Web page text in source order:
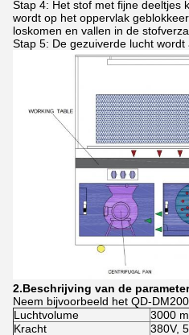
Stap 4: Het stof met fijne deeltjes
wordt op het oppervlak
loskomen en vallen in de
Stap 5: De gezuiverde lucht wordt
2.Beschrijving van de parameter
Neem bijvoorbeeld het QD-
Luchtvolume
3000
Kracht
380V,